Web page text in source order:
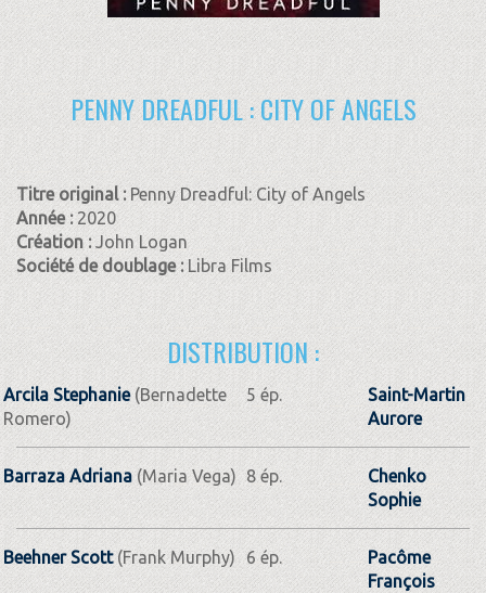
PENNY DREADFUL : CITY OF ANGELS
Titre original : Penny Dreadful: City of Angels
Année : 2020
Création :John Logan
Société de doublage :Libra Films
DISTRIBUTION :
Arcila Stephanie(Bernadette
Romero)
5 ép.
Saint-Martin
Aurore
Barraza Adriana(Maria Vega) 8 ép.
Chenko
Sophie
Beehner Scott(Frank Murphy) 6 ép.
Pacôme
François